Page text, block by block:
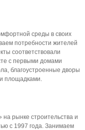
среды в своих
потребности жителей
соответствовали
с первыми домами
благоустроенные дворы
площадками.
рынке строительства и
с 1997 года. Занимаем